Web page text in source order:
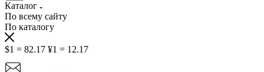
Каталог
По всему сайту
По каталогу
$1 = 82.17 ¥1 = 12.17